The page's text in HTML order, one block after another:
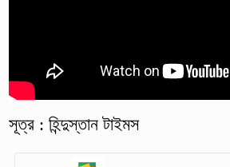
সূত্র : হিন্দুস্তান টাইমস